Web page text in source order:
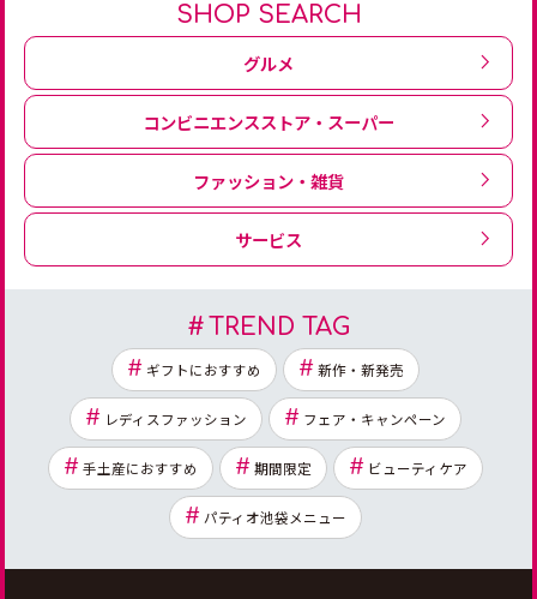
SHOP SEARCH
グルメ
コンビニエンスストア・スーパー
ファッション・雑貨
サービス
TREND TAG
ギフトにおすすめ 新作・新発売
レディスファッション フェア・キャンペーン
手土産におすすめ 期間限定 ビューティケア
パティオ池袋メニュー